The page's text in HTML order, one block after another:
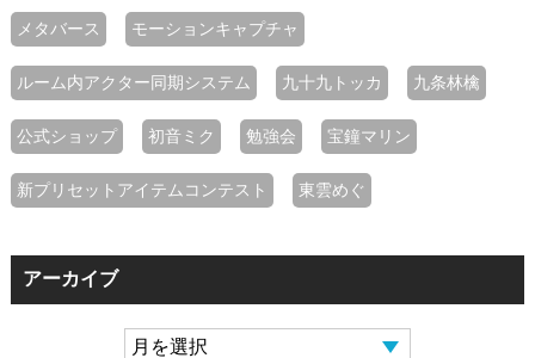
メタバース モーションキャプチャ
ルーム内アクター同期システム 九十九トッカ 九条林檎
公式ショップ 初音ミク 勉強会 宝鐘マリン
新プリセットアイテムコンテスト 東雲めぐ
アーカイブ